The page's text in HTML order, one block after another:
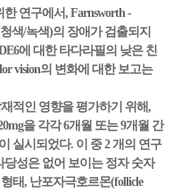
연구에서, Farnsworth -
색/녹색)의 장애가 검출되지
에 대한 타다라필의 낮은 친
vision의 변화에 대한 보고는
재적인 영향을 평가하기 위해,
을 각각 6개월 또는 9개월 간
실시되었다. 이 중 2 개의 연구
성은 없어 보이는 정자 숫자
태, 난포자극호르몬(follicle